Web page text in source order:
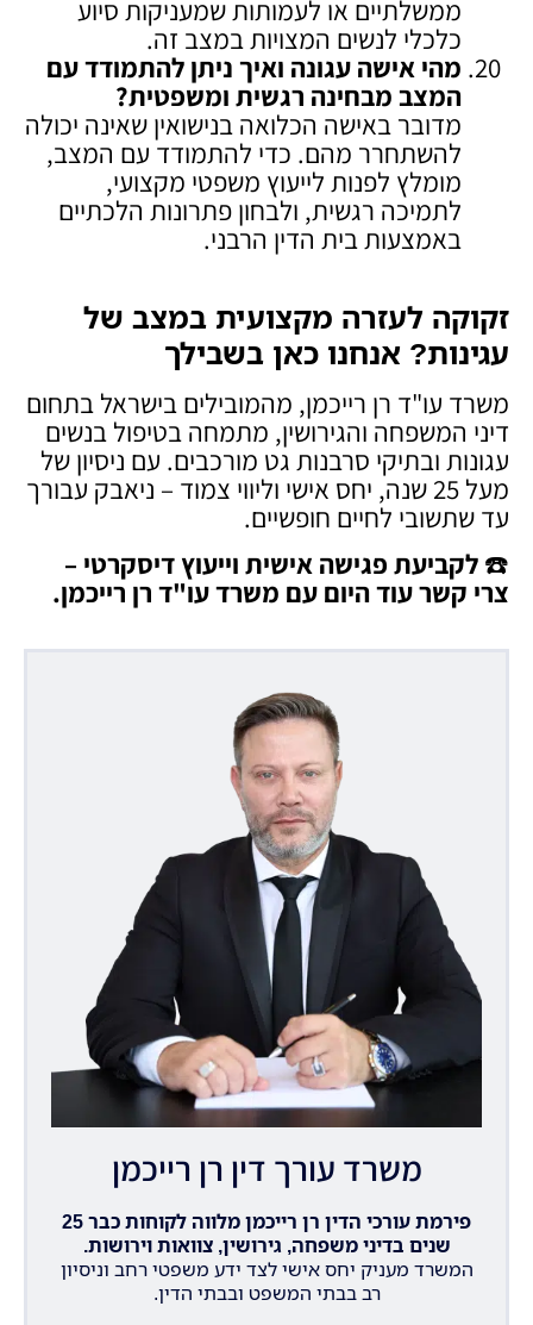
ממשלתיים או לעמותות שמעניקות סיוע
כלכלי לנשים המצויות במצב זה.
מהי אישה עגונה ואיך ניתן להתמודד עם
המצב מבחינה רגשית ומשפטית?
מדובר באישה הכלואה בנישואין שאינה יכולה
להשתחרר מהם. כדי להתמודד עם המצב,
מומלץ לפנות לייעוץ משפטי מקצועי,
לתמיכה רגשית, ולבחון פתרונות הלכתיים
באמצעות בית הדין הרבני.
זקוקה לעזרה מקצועית במצב של
עגינות? אנחנו כאן בשבילך
משרד עו"ד רן רייכמן, מהמובילים בישראל בתחום
דיני המשפחה והגירושין, מתמחה בטיפול בנשים
עגונות ובתיקי סרבנות גט מורכבים. עם ניסיון של
מעל 25 שנה, יחס אישי וליווי צמוד – ניאבק עבורך
עד שתשובי לחיים חופשיים.
☎️ לקביעת פגישה אישית וייעוץ דיסקרטי –
צרי קשר עוד היום עם משרד עו"ד רן רייכמן.
משרד עורך דין רן רייכמן
פירמת עורכי הדין רן רייכמן מלווה לקוחות כבר 25
שנים בדיני משפחה, גירושין, צוואות וירושות.
המשרד מעניק יחס אישי לצד ידע משפטי רחב וניסיון
רב בבתי המשפט ובבתי הדין.